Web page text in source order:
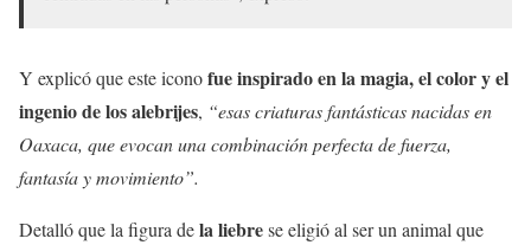
Y explicó que este iconofue inspirado en la magia, el color y el
ingenio de los alebrijes, “esas criaturas fantásticas nacidas en
Oaxaca, que evocan una combinación perfecta de fuerza,
fantasía y movimiento”.
Detalló que la figura dela liebrese eligió al ser un animal que